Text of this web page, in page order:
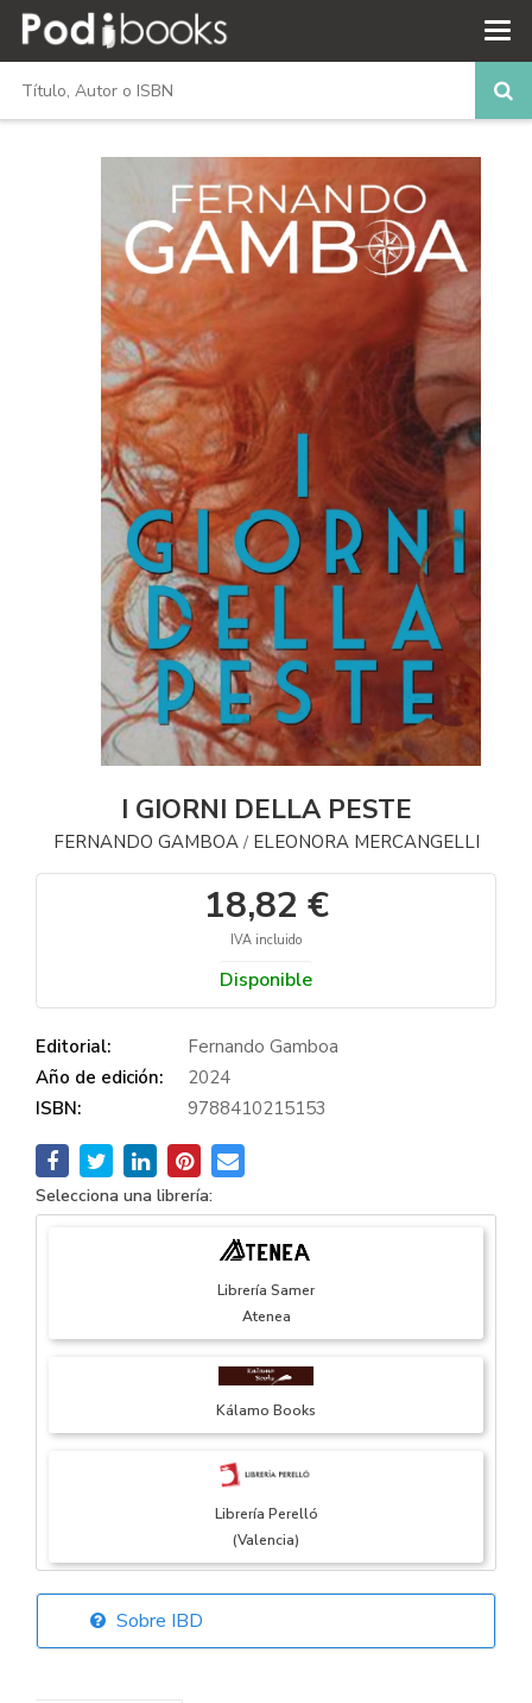
I GIORNI DELLA PESTE
FERNANDO GAMBOA/ ELEONORA MERCANGELLI
18,82 €
IVA incluido
Disponible
Editorial:
Fernando Gamboa
Año de edición:
2024
ISBN:
9788410215153
Selecciona una librería:
Librería Samer
Atenea
Kálamo Books
Librería Perelló
(Valencia)
Librería Elías
Sobre IBD